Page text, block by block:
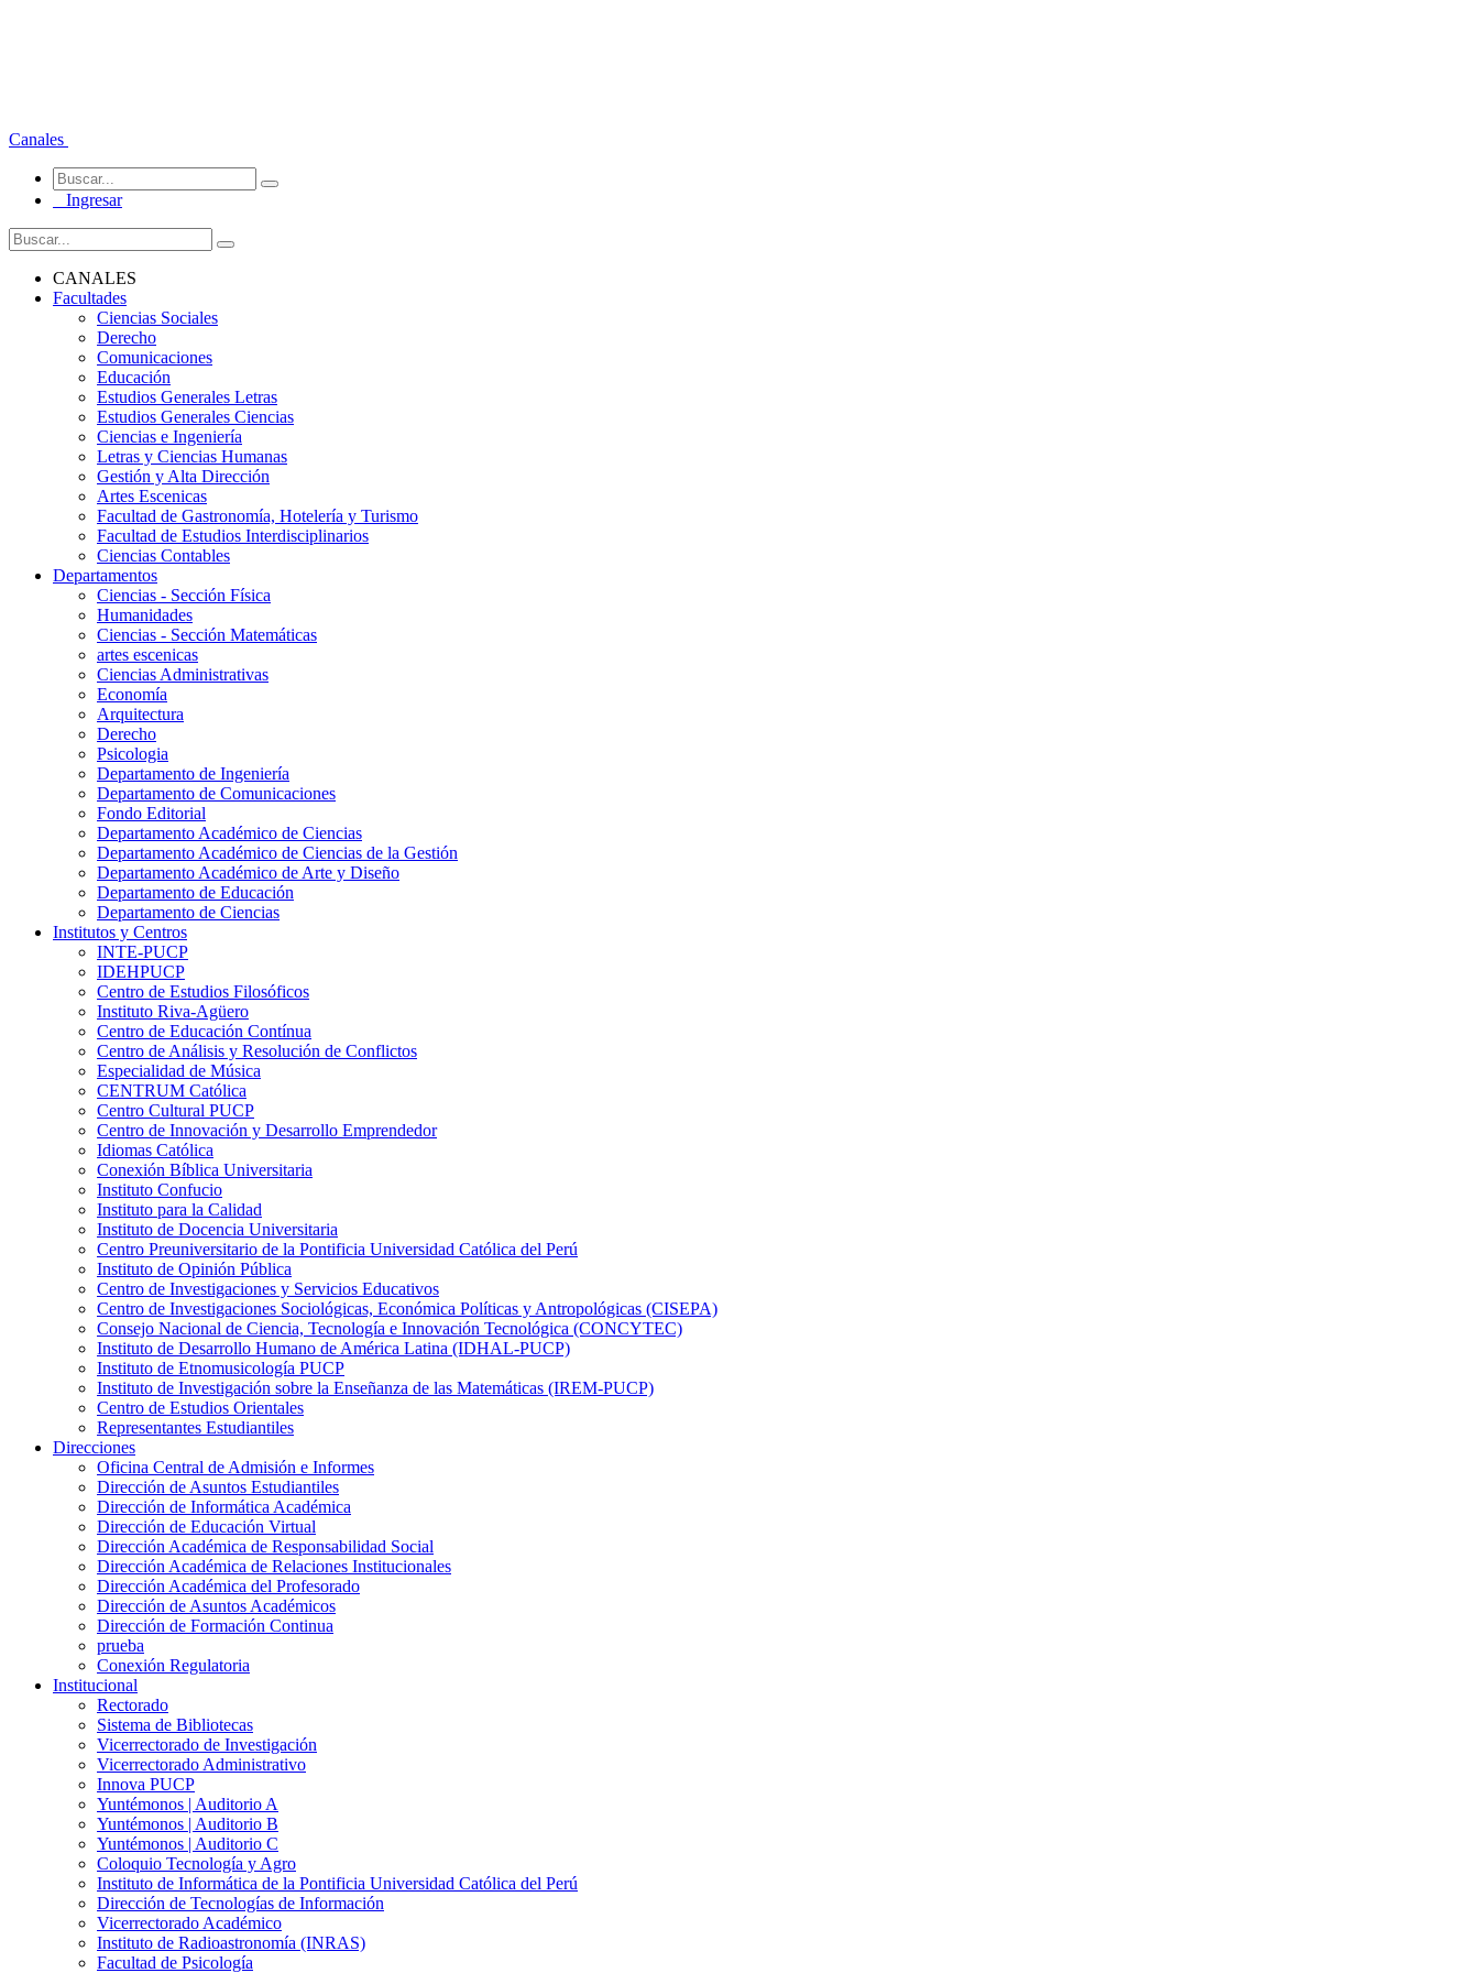
Canales
Ingresar
CANALES
Facultades
Ciencias Sociales
Derecho
Comunicaciones
Educación
Estudios Generales Letras
Estudios Generales Ciencias
Ciencias e Ingeniería
Letras y Ciencias Humanas
Gestión y Alta Dirección
Artes Escenicas
Facultad de Gastronomía, Hotelería y Turismo
Facultad de Estudios Interdisciplinarios
Ciencias Contables
Departamentos
Ciencias - Sección Física
Humanidades
Ciencias - Sección Matemáticas
artes escenicas
Ciencias Administrativas
Economía
Arquitectura
Derecho
Psicologia
Departamento de Ingeniería
Departamento de Comunicaciones
Fondo Editorial
Departamento Académico de Ciencias
Departamento Académico de Ciencias de la Gestión
Departamento Académico de Arte y Diseño
Departamento de Educación
Departamento de Ciencias
Institutos y Centros
INTE-PUCP
IDEHPUCP
Centro de Estudios Filosóficos
Instituto Riva-Agüero
Centro de Educación Contínua
Centro de Análisis y Resolución de Conflictos
Especialidad de Música
CENTRUM Católica
Centro Cultural PUCP
Centro de Innovación y Desarrollo Emprendedor
Idiomas Católica
Conexión Bíblica Universitaria
Instituto Confucio
Instituto para la Calidad
Instituto de Docencia Universitaria
Centro Preuniversitario de la Pontificia Universidad Católica del Perú
Instituto de Opinión Pública
Centro de Investigaciones y Servicios Educativos
Centro de Investigaciones Sociológicas, Económica Políticas y Antropológicas (CISEPA)
Consejo Nacional de Ciencia, Tecnología e Innovación Tecnológica (CONCYTEC)
Instituto de Desarrollo Humano de América Latina (IDHAL-PUCP)
Instituto de Etnomusicología PUCP
Instituto de Investigación sobre la Enseñanza de las Matemáticas (IREM-PUCP)
Centro de Estudios Orientales
Representantes Estudiantiles
Direcciones
Oficina Central de Admisión e Informes
Dirección de Asuntos Estudiantiles
Dirección de Informática Académica
Dirección de Educación Virtual
Dirección Académica de Responsabilidad Social
Dirección Académica de Relaciones Institucionales
Dirección Académica del Profesorado
Dirección de Asuntos Académicos
Dirección de Formación Continua
prueba
Conexión Regulatoria
Institucional
Rectorado
Sistema de Bibliotecas
Vicerrectorado de Investigación
Vicerrectorado Administrativo
Innova PUCP
Yuntémonos | Auditorio A
Yuntémonos | Auditorio B
Yuntémonos | Auditorio C
Coloquio Tecnología y Agro
Instituto de Informática de la Pontificia Universidad Católica del Perú
Dirección de Tecnologías de Información
Vicerrectorado Académico
Instituto de Radioastronomía (INRAS)
Facultad de Psicología